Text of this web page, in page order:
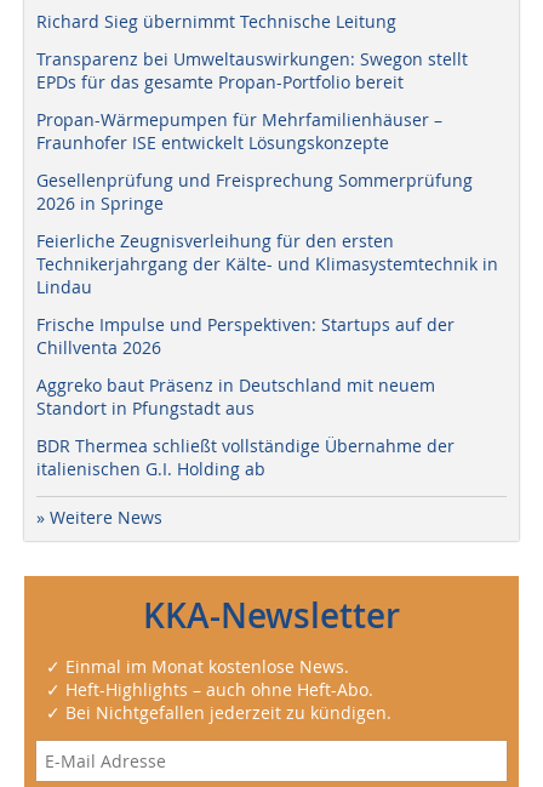
Richard Sieg übernimmt Technische Leitung
Transparenz bei Umweltauswirkungen: Swegon stellt
EPDs für das gesamte Propan-Portfolio bereit
Propan-Wärmepumpen für Mehrfamilienhäuser –
Fraunhofer ISE entwickelt Lösungskonzepte
Gesellenprüfung und Freisprechung Sommerprüfung
2026 in Springe
Feierliche Zeugnisverleihung für den ersten
Technikerjahrgang der Kälte- und Klimasystemtechnik in
Lindau
Frische Impulse und Perspektiven: Startups auf der
Chillventa 2026
Aggreko baut Präsenz in Deutschland mit neuem
Standort in Pfungstadt aus
BDR Thermea schließt vollständige Übernahme der
italienischen G.I. Holding ab
» Weitere News
KKA-Newsletter
✓ Einmal im Monat kostenlose News.
✓ Heft-Highlights – auch ohne Heft-Abo.
✓ Bei Nichtgefallen jederzeit zu kündigen.